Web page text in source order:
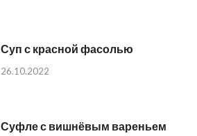
Суп с красной фасолью
26.10.2022
Суфле с вишнёвым вареньем